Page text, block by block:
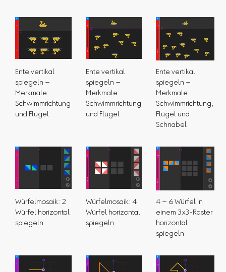
Ente vertikal
spiegeln –
Merkmale:
Schwimmrichtung
und Flügel
Ente vertikal
spiegeln –
Merkmale:
Schwimmrichtung
und Flügel
Ente vertikal
spiegeln –
Merkmale:
Schwimmrichtung,
Flügel und
Schnabel
Würfelmosaik: 2
Würfel horizontal
spiegeln
Würfelmosaik: 4
Würfel horizontal
spiegeln
4 – 6 Würfel in
einem 3x3-Raster
horizontal
spiegeln